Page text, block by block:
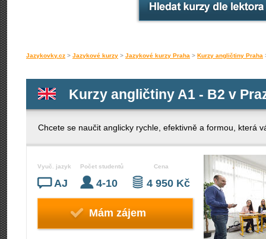
Jazykovky.cz > Jazykové kurzy > Jazykové kurzy Praha > Kurzy angličtiny Praha
Kurzy angličtiny A1 - B2 v
Chcete se naučit anglicky rychle, efektivně a formou, která
Vyuč. jazyk
AJ
Počet studentů
4-10
Cena
4 950 Kč
Mám zájem